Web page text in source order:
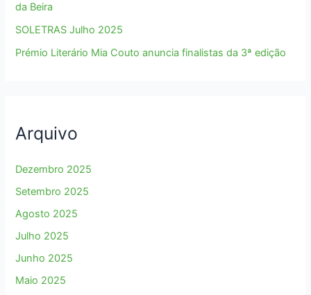
da Beira
SOLETRAS Julho 2025
Prémio Literário Mia Couto anuncia finalistas da 3ª edição
Arquivo
Dezembro 2025
Setembro 2025
Agosto 2025
Julho 2025
Junho 2025
Maio 2025